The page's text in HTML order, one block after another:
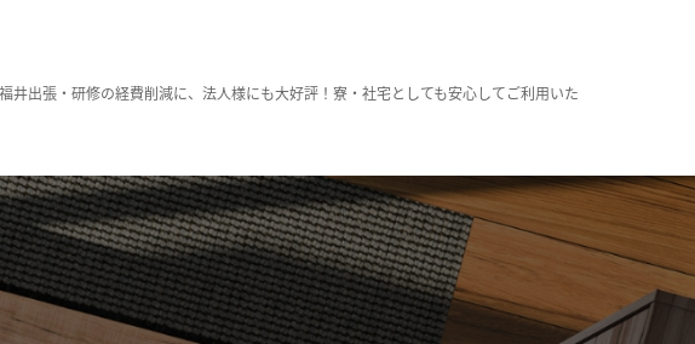
出張・研修の経費削減に、法人様にも大好評！寮・社宅としても安心してご利用いた